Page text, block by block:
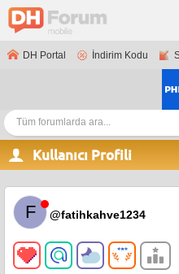
DH Portal İndirim Kodu
Kullanıcı Profili
F @fatihkahve1234